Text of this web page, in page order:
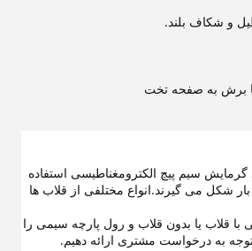
و شکاف بلند.
برش به صفحه تخت
سیم پیچ الکترومغناطیسی استفاده
شکل می گیرند.انواع مختلفی از قلاب ها
با قلاب یا بدون قلاب و رول پارچه سیمی را
به درخواست مشتری ارائه دهیم.